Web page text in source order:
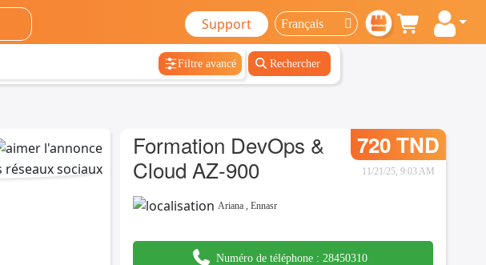
Support
Filtre avancé Rechercher
Formation DevOps &
Cloud AZ-900
720 TND
11/21/25, 9:03 AM
Ariana ,Ennasr
Numéro de téléphone : 28450310